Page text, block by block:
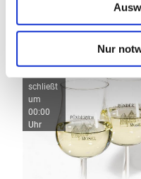
Nur
schließt
um
00:00
Uhr